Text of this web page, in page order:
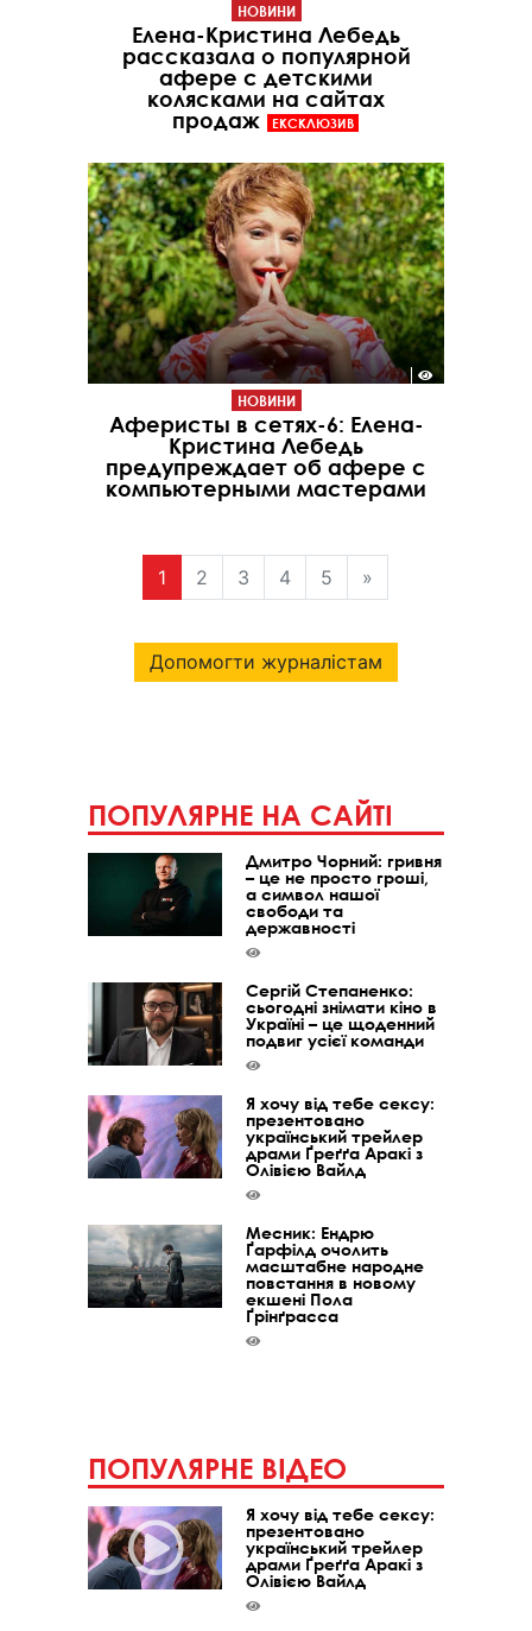
НОВИНИ
Елена-Кристина Лебедь
рассказала о популярной
афере с детскими
колясками на сайтах
продаж
ЕКСКЛЮЗИВ
НОВИНИ
Аферисты в сетях-6: Елена-
Кристина Лебедь
предупреждает об афере с
компьютерными мастерами
1 2 3 4 5 »
Допомогти журналістам
ПОПУЛЯРНЕ НА САЙТІ
Дмитро Чорний: гривня
– це не просто гроші,
а символ нашої
свободи та
державності
Сергій Степаненко:
сьогодні знімати кіно в
Україні – це щоденний
подвиг усієї команди
Я хочу від тебе сексу:
презентовано
український трейлер
драми Ґреґґа Аракі з
Олівією Вайлд
Месник: Ендрю
Ґарфілд очолить
масштабне народне
повстання в новому
екшені Пола
Ґрінґрасса
ПОПУЛЯРНЕ ВІДЕО
Я хочу від тебе сексу:
презентовано
український трейлер
драми Ґреґґа Аракі з
Олівією Вайлд